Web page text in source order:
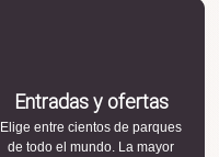
Entradas y ofertas
Elige entre cientos de parques
de todo el mundo. La mayor